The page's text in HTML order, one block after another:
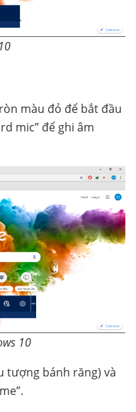
màu đỏ để bắt đầu
mic” để ghi âm
10
tượng bánh răng) và